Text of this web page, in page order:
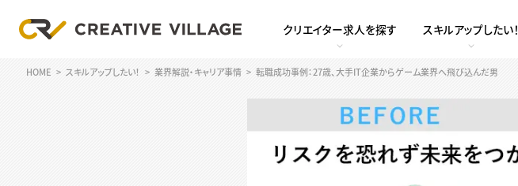
クリエイター求人を探す スキルアップしたい！
HOME スキルアップしたい！ 業界解説・キャリア事情 転職成功事例：27歳、大手IT企業からゲーム業界へ飛び込んだ男